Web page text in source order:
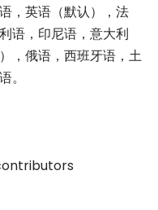
，英语（默认），法
语，印尼语，意大利
，俄语，西班牙语，土
。